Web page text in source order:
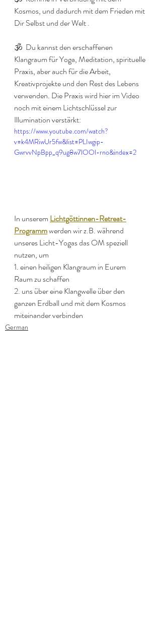
Kosmos, und dadurch mit dem Frieden mit
Dir Selbst und der Welt .
🕉️  Du kannst den erschaffenen
Klangraum für Yoga, Meditation, spirituelle
Praxis, aber auch für die Arbeit,
Kreativprojekte und den Rest des Lebens
verwenden. Die Praxis wird hier im Video
noch mit einem Lichtschlüssel zur
Illumination verstärkt:
https://www.youtube.com/watch?
v=k4MRiwUr5fw&list=PLIwgip-
GwrvvNpBpp_q9ug8w7lOOl-rno&index=2
In unserem Lichtgöttinnen-Retreat-
Programm werden wir z.B. während
unseres Licht-Yogas das OM speziell
nutzen, um
1. einen heiligen Klangraum in Eurem
Raum zu schaffen
2. uns über eine Klangwelle über den
ganzen Erdball und mit dem Kosmos
miteinander verbinden
German